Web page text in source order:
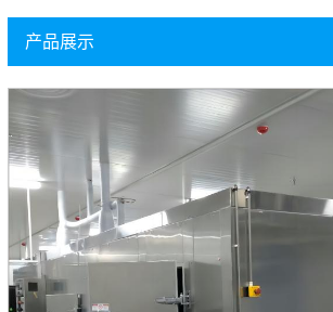
产品展示